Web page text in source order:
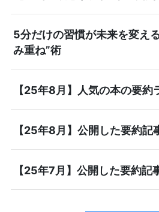
5分だけの習慣が未来を変え
み重ね”術
【25年8月】人気の本の要約
【25年8月】公開した要約記
【25年7月】公開した要約記